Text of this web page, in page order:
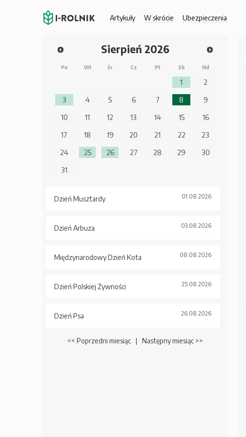
Artykuły W skrócie Ubezpieczenia
Sierpień 2026
Pn Wt Śr Cz Pt Sb Nd
1
2
3
4 5 6 7 8
9
10
11 12 13 14 15
16
17
18 19 20 21 22
23
24
25 26 27 28 29
30
31
Dzień Musztardy 01.08.2026
Dzień Arbuza 03.08.2026
Międzynarodowy Dzień Kota 08.08.2026
Dzień Polskiej Żywności 25.08.2026
Dzień Psa 26.08.2026
<< Poprzedni miesiąc | Następny miesiąc >>